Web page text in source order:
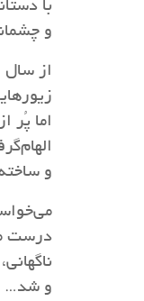
با
و
از سال ۱۳۹۱، شروع کردیم به خلق کردن:
اما پُر
و
درست
و شد…